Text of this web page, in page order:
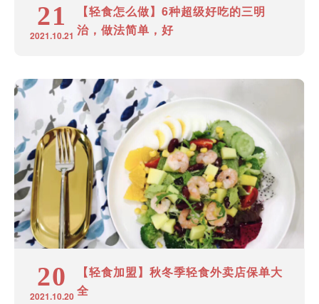
21
2021.10.21
【轻食怎么做】6种超级好吃的三明
治，做法简单，好
20
2021.10.20
【轻食加盟】秋冬季轻食外卖店保单大
全